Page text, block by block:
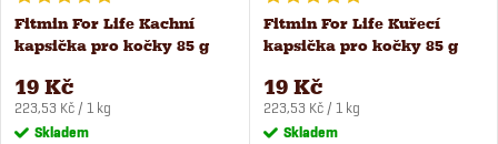
Fitmin For Life Kachní
kapsička pro kočky 85 g
19 Kč
Měrná
cena:
223,53 Kč / 1 kg
Skladem
Fitmin For Life Kuřecí
kapsička pro kočky 85 g
19 Kč
Měrná
cena:
223,53 Kč / 1 kg
Skladem